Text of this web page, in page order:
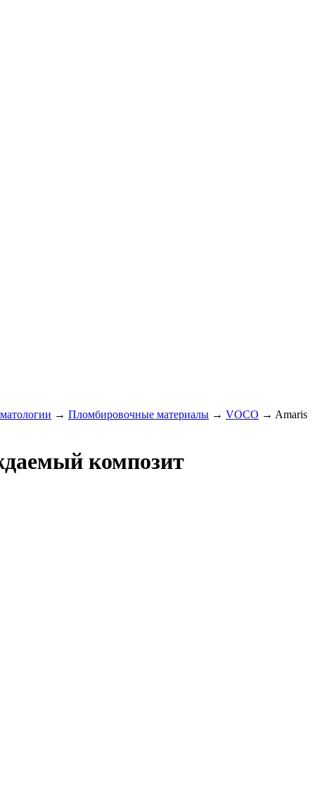
→ Пломбировочные материалы → VOCO → Amaris
композит